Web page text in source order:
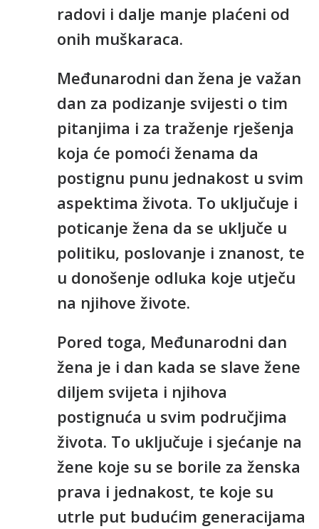
radovi i dalje manje plaćeni od
onih muškaraca.
Međunarodni dan žena je važan
dan za podizanje svijesti o tim
pitanjima i za traženje rješenja
koja će pomoći ženama da
postignu punu jednakost u svim
aspektima života. To uključuje i
poticanje žena da se uključe u
politiku, poslovanje i znanost, te
u donošenje odluka koje utječu
na njihove živote.
Pored toga, Međunarodni dan
žena je i dan kada se slave žene
diljem svijeta i njihova
postignuća u svim područjima
života. To uključuje i sjećanje na
žene koje su se borile za ženska
prava i jednakost, te koje su
utrle put budućim generacijama